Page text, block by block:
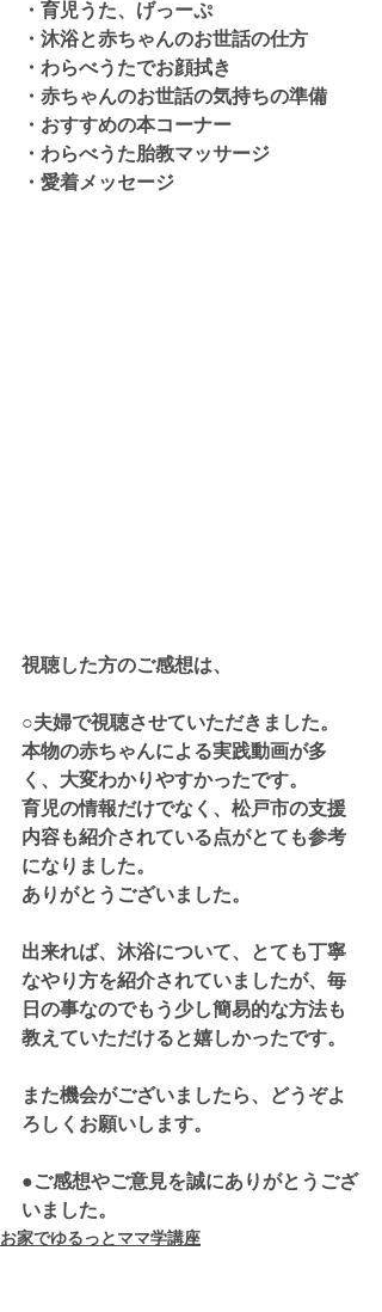
・育児うた、げっーぷ
・沐浴と赤ちゃんのお世話の仕方
・わらべうたでお顔拭き
・赤ちゃんのお世話の気持ちの準備
・おすすめの本コーナー
・わらべうた胎教マッサージ
・愛着メッセージ
視聴した方のご感想は、
○夫婦で視聴させていただきました。
本物の赤ちゃんによる実践動画が多
く、大変わかりやすかったです。
育児の情報だけでなく、松戸市の支援
内容も紹介されている点がとても参考
になりました。
ありがとうございました。
出来れば、沐浴について、とても丁寧
なやり方を紹介されていましたが、毎
日の事なのでもう少し簡易的な方法も
教えていただけると嬉しかったです。
また機会がございましたら、どうぞよ
ろしくお願いします。
●ご感想やご意見を誠にありがとうござ
いました。
お家でゆるっとママ学講座